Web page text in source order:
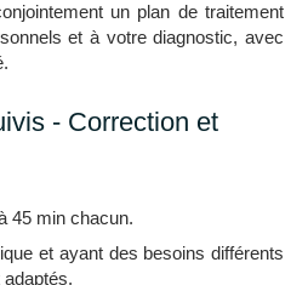
un plan de traitement
et à votre diagnostic, avec
- Correction et
45 min chacun.
et ayant des besoins différents